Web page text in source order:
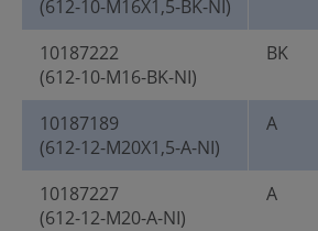
(612-10-M16X1,5-BK-NI)
10187222
(612-10-M16-BK-NI)
BK
10187189
(612-12-M20X1,5-A-NI)
A
10187227
(612-12-M20-A-NI)
A